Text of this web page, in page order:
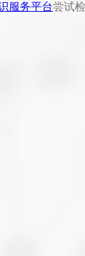
服务平台尝试检